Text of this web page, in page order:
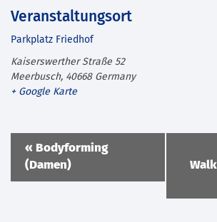
Veranstaltungsort
Parkplatz Friedhof
Kaiserswerther Straße 52
Meerbusch, 40668 Germany
+ Google Karte
Veranstaltung
Navigation
« Bodyforming
(Damen)